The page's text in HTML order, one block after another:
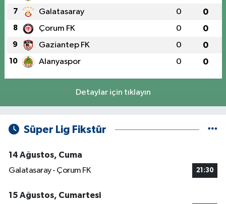
7 Galatasaray 0 0
8 Çorum FK 0 0
9 Gaziantep FK 0 0
10 Alanyaspor 0 0
Detaylar için tıklayın
Süper Lig Fikstür
14 Ağustos, Cuma
Galatasaray - Çorum FK
21:30
15 Ağustos, Cumartesi